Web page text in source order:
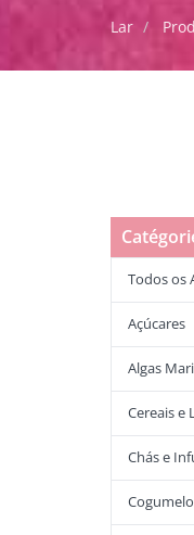
Lar
Todos os
Açúcares
Algas
Cereais e
Chás e